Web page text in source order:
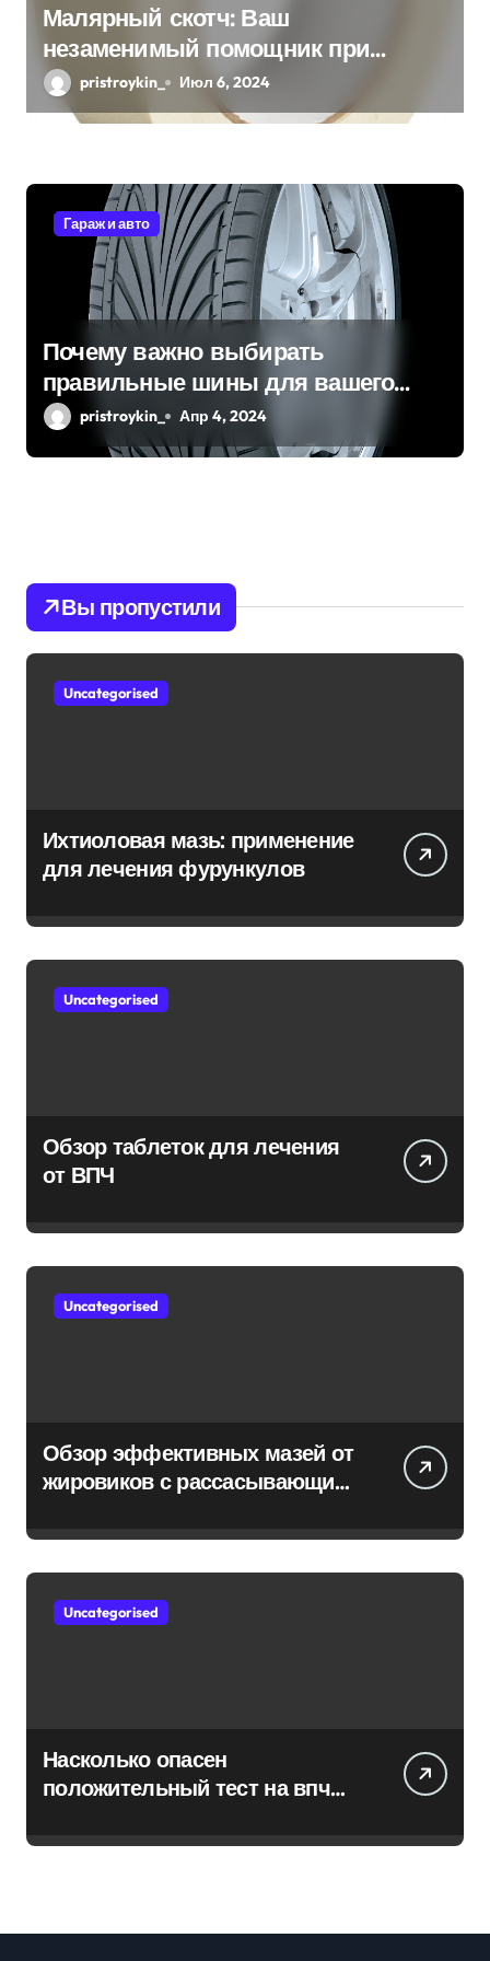
Малярный скотч: Ваш
незаменимый помощник при
ремонтных работах
pristroykin_ Июл 6, 2024
Гараж и авто
Почему важно выбирать
правильные шины для вашего
автомобиля?
pristroykin_ Апр 4, 2024
Вы пропустили
Uncategorised
Ихтиоловая мазь: применение
для лечения фурункулов
Uncategorised
Обзор таблеток для лечения
от ВПЧ
Uncategorised
Обзор эффективных мазей от
жировиков с рассасывающим
Uncategorised
Насколько опасен
положительный тест на впч